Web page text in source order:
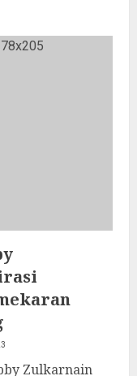
Zulkarnain